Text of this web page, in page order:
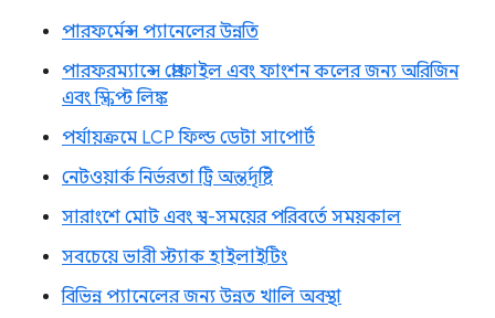
পারফর্মেন্স প্যানেলের উন্নতি
পারফরম্যান্সে প্রোফাইল এবং ফাংশন কলের জন্য অরিজিন
এবং স্ক্রিপ্ট লিঙ্ক
পর্যায়ক্রমে LCP ফিল্ড ডেটা সাপোর্ট
নেটওয়ার্ক নির্ভরতা ট্রি অন্তর্দৃষ্টি
সারাংশে মোট এবং স্ব-সময়ের পরিবর্তে সময়কাল
সবচেয়ে ভারী স্ট্যাক হাইলাইটিং
বিভিন্ন প্যানেলের জন্য উন্নত খালি অবস্থা